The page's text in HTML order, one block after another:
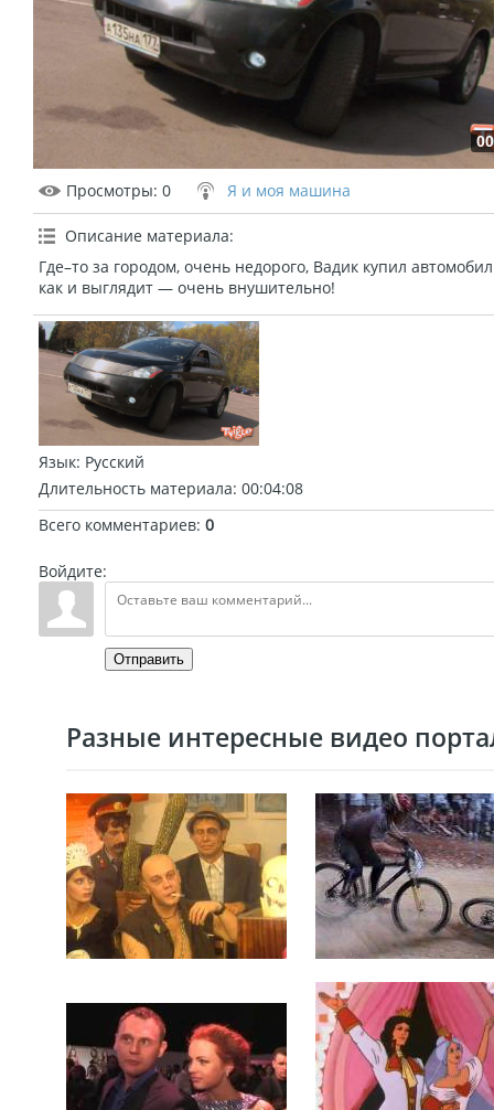
Просмотры: 0 Я и моя машина
Описание материала:
Где–то за городом, очень недорого, Вадик купил
как и выглядит — очень внушительно!
Язык: Русский
Длительность материала: 00:04:08
Всего комментариев: 0
Войдите:
Отправить
Разные интересные видео